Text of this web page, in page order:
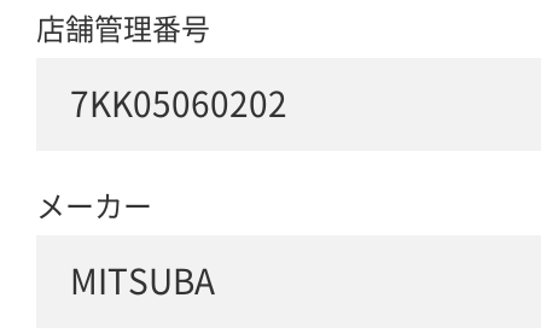
店舗管理番号
7KK05060202
メーカー
MITSUBA